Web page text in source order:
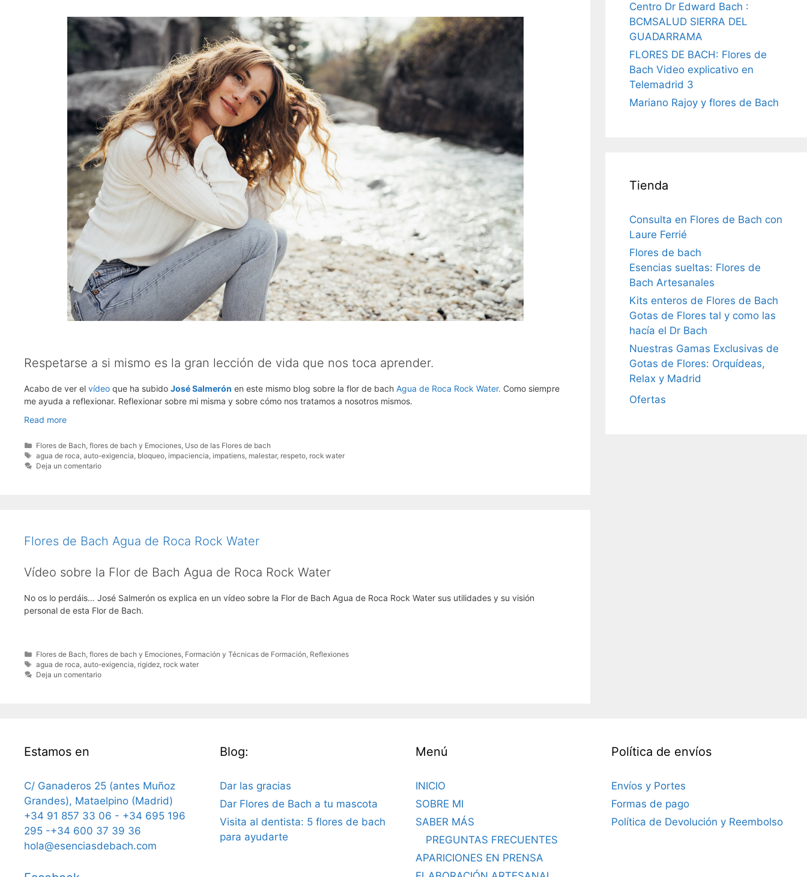
Respetarse a si mismo es la gran lección de vida que nos toca aprender.
Acabo de ver el vídeo que ha subido José Salmerón en este mismo blog sobre la flor de bach Agua de Roca Rock Water. Como siempre
me ayuda a reflexionar. Reflexionar sobre mi misma y sobre cómo nos tratamos a nosotros mismos.
Read moreRespetarse
si
mismo
con
Categorías
Flores de Bach ,flores de bach y Emociones Uso de las Flores de bach
Etiquetas
agua de roca ,auto-exigencia bloqueo ,impaciencia ,impatiens malestar, respeto rock water
Deja un comentario
Flores de Bach Agua de Roca Rock Water
Vídeo sobre la Flor de Bach Agua de Roca Rock Water
No os lo perdáis… José Salmerón os explica en un vídeo sobre la Flor de Bach Agua de Roca Rock Water sus utilidades y su visión
personal de esta Flor de Bach.
Categorías
Flores de Bach,flores de bach y Emociones, Formación y Técnicas de Formación, Reflexiones
Etiquetas
agua de roca,auto-exigencia, rigidez, rock water
Deja un comentario
Centro Dr Edward Bach :
BCMSALUD SIERRA DEL
GUADARRAMA
FLORES DE BACH: Flores de
Bach Video explicativo en
Telemadrid 3
Mariano Rajoy y flores de Bach
Tienda
Consulta en Flores de Bach con
Laure Ferrié
Flores de bach
Esencias sueltas: Flores de
Bach Artesanales
Kits enteros de Flores de Bach
Gotas de Flores tal y como las
hacía el Dr Bach
Nuestras Gamas Exclusivas de
Gotas de Flores: Orquídeas,
Relax y Madrid
Ofertas
Estamos en
C/ Ganaderos 25 (antes Muñoz
Grandes), Mataelpino (Madrid)
+34 91 857 33 06 - +34 695 196
295 -+34 600 37 39 36
hola@esenciasdebach.com
Blog:
Dar las gracias
Dar Flores de Bach a tu mascota
Visita al dentista: 5 flores de bach
para ayudarte
Menú
INICIO
SOBRE MI
SABER MÁS
PREGUNTAS FRECUENTES
APARICIONES EN PRENSA
Política de envíos
Envíos y Portes
Formas de pago
Política de Devolución y Reembolso